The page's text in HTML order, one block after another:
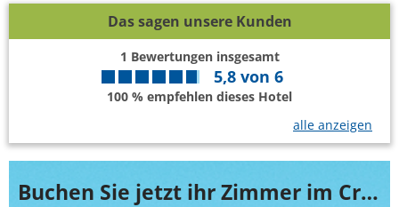
Das sagen unsere Kunden
1 Bewertungen insgesamt
5,8 von 6
100 % empfehlen dieses Hotel
alle anzeigen
Buchen Sie jetzt ihr Zimmer im Crowne Plaza Los Angeles International Airport